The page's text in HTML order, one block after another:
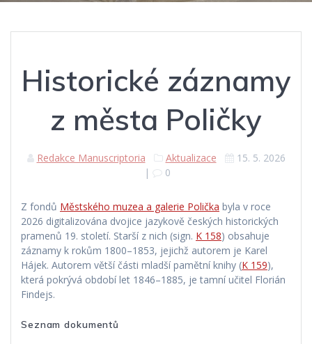
Historické záznamy
z města Poličky
Redakce Manuscriptoria Aktualizace
15. 5. 2026
|
0
Z fondů Městského muzea a galerie Polička byla v roce
2026 digitalizována dvojice jazykově českých historických
pramenů 19. století. Starší z nich (sign. K 158) obsahuje
záznamy k rokům 1800–⁠⁠⁠⁠⁠⁠1853, jejichž autorem je Karel
Hájek. Autorem větší části mladší pamětní knihy (K 159),
která pokrývá období let 1846–⁠⁠⁠⁠⁠⁠1885, je tamní učitel Florián
Findejs.
Seznam dokumentů